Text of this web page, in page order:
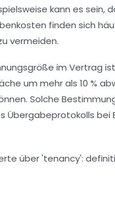
kann es
finden sich
vermeiden.
im Vertrag
um mehr als 10 %
Solche
Übergabeprotokolls bei